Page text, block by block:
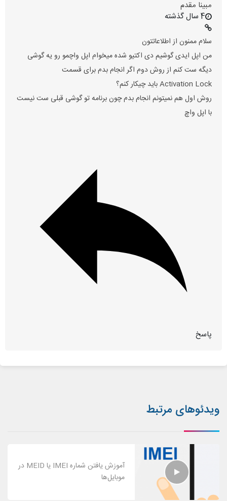
مبينا مقدم
4 سال گذشته
سلام ممنون از اطلاعاتتون
من اپل ایدى گوشیم دى اکتیو شده میخوام اپل واچمو رو یه گوشى
دیگه ست کنم از روش دوم اگر انجام بدم براى قسمت
Activation Lock باید چیکار کنم؟
روش اول هم نمیتونم انجام بدم چون برنامه تو گوشى قبلى ست نیست
با اپل واچ
پاسخ
ویدئوهای مرتبط
آموزش یافتن شماره IMEI یا MEID در
موبایل‌ها